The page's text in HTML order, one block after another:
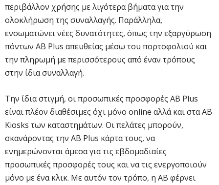
περιβάλλον χρήσης με λιγότερα βήματα για την
ολοκλήρωση της συναλλαγής. Παράλληλα,
ενσωματώνει νέες δυνατότητες, όπως την εξαργύρωση
πόντων AB Plus απευθείας μέσω του πορτοφολιού και
την πληρωμή με περισσότερους από έναν τρόπους
στην ίδια συναλλαγή.
Την ίδια στιγμή, οι προσωπικές προσφορές AB Plus
είναι πλέον διαθέσιμες όχι μόνο online αλλά και στα AB
Kiosks των καταστημάτων. Οι πελάτες μπορούν,
σκανάροντας την AB Plus κάρτα τους, να
ενημερώνονται άμεσα για τις εβδομαδιαίες
προσωπικές προσφορές τους και να τις ενεργοποιούν
μόνο με ένα κλικ. Με αυτόν τον τρόπο, η ΑΒ φέρνει